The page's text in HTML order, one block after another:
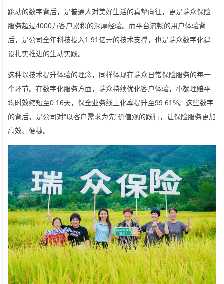
跳动的数字背后，是普通人对美好生活的真挚向往，更是瑞众保险
服务超过4000万客户累积的深厚经验。而平台流畅的用户体验背
后，是公司全年科技投入1.91亿元的技术支撑，也是瑞众数字化建
设扎实推进的生动实践。
这种以技术提升体验的理念，同样体现在瑞众日常保险服务的每一
个环节。在数字化服务方面，瑞众持续优化客户体验，小额理赔平
均时效缩短至0.16天，保全业务线上化率提升至99.61%。这些数字
的背后，是公司对“以客户需求为先”价值观的践行，让保险服务更加
高效、便捷。